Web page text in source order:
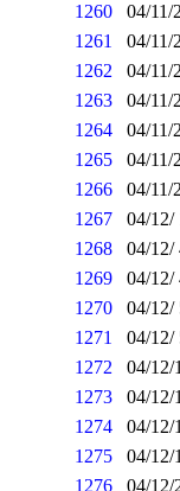
1260
04/11/
1261
04/11/
1262
04/11/
1263
04/11/
1264
04/11/
1265
04/11/
1266
04/11/
1267
04/12/
1268
04/12/
1269
04/12/
1270
04/12/
1271
04/12/
1272
04/12/
1273
04/12/
1274
04/12/
1275
04/12/
1276
04/12/